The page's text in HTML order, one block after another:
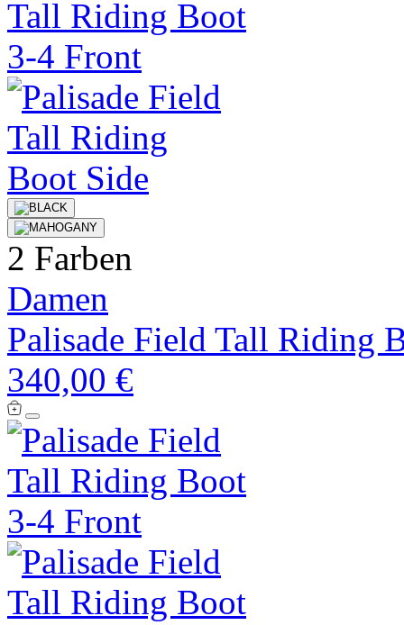
2 Farben
Damen
Palisade Field Tall Riding
340,00 €